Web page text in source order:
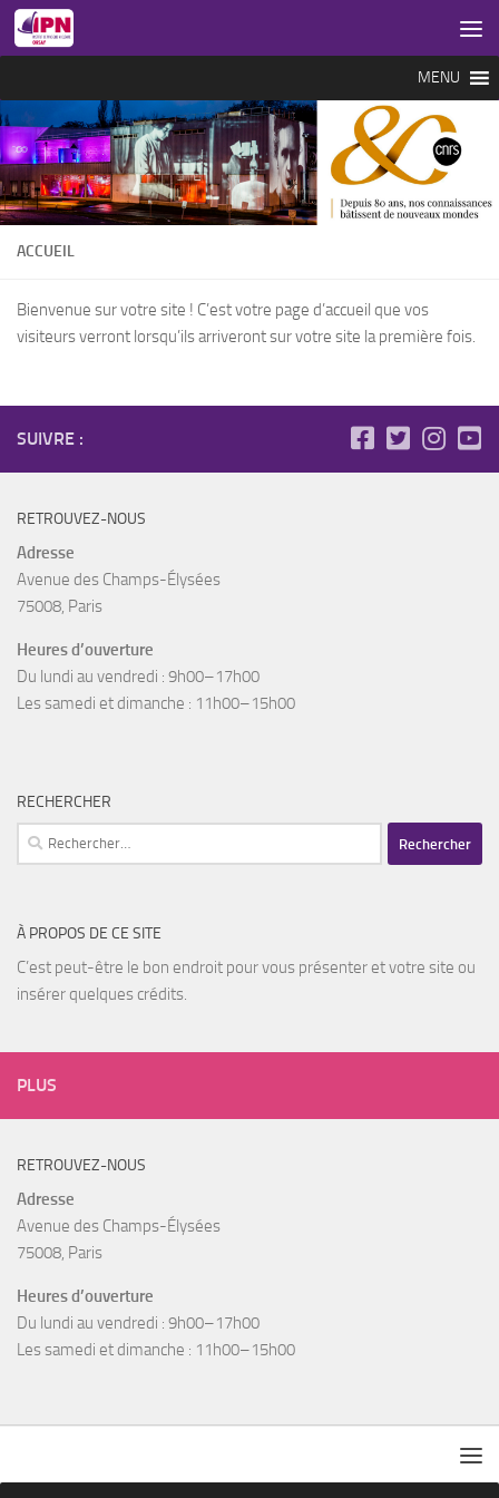
Skip to content
MENU
ACCUEIL
Bienvenue sur votre site ! C’est votre page d’accueil que vos
visiteurs verront lorsqu’ils arriveront sur votre site la première fois.
SUIVRE :
RETROUVEZ-NOUS
Adresse
Avenue des Champs-Élysées
75008, Paris
Heures d’ouverture
Du lundi au vendredi : 9h00–17h00
Les samedi et dimanche : 11h00–15h00
RECHERCHER
Rechercher :
À PROPOS DE CE SITE
C’est peut-être le bon endroit pour vous présenter et votre site ou
insérer quelques crédits.
PLUS
RETROUVEZ-NOUS
Adresse
Avenue des Champs-Élysées
75008, Paris
Heures d’ouverture
Du lundi au vendredi : 9h00–17h00
Les samedi et dimanche : 11h00–15h00